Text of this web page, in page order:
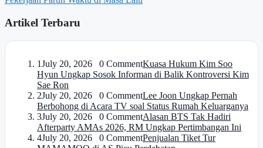
Artikel Terbaru
1July 20, 2026 0 CommentKuasa Hukum Kim Soo
Hyun Ungkap Sosok Informan di Balik Kontroversi Kim
Sae Ron
2July 20, 2026 0 CommentLee Joon Ungkap Pernah
Berbohong di Acara TV soal Status Rumah Keluarganya
3July 20, 2026 0 CommentAlasan BTS Tak Hadiri
Afterparty AMAs 2026, RM Ungkap Pertimbangan Ini
4July 20, 2026 0 CommentPenjualan Tiket Tur